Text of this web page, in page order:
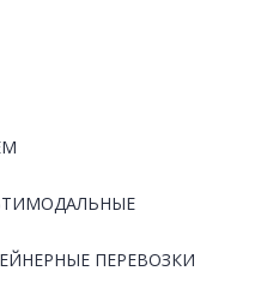
ПЕРЕВОЗКИ